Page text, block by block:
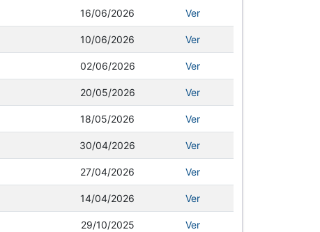
16/06/2026 Ver
10/06/2026 Ver
02/06/2026 Ver
20/05/2026 Ver
18/05/2026 Ver
30/04/2026 Ver
27/04/2026 Ver
14/04/2026 Ver
29/10/2025 Ver